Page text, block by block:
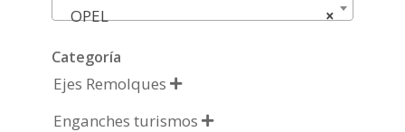
×
OPEL
Categoría
Ejes Remolques 
Enganches turismos 